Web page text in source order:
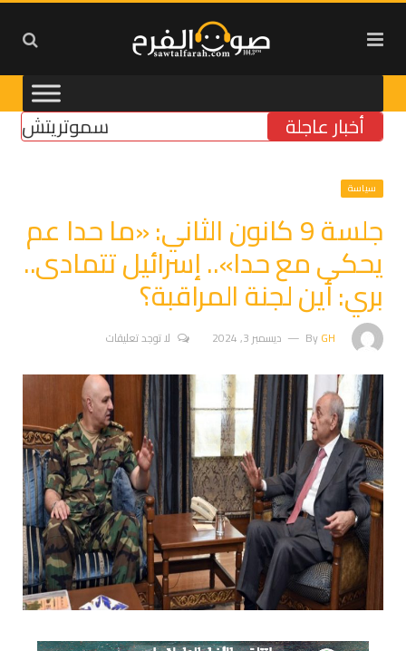
أخبار عاجلة سموتريتش: بقاء
سياسة
جلسة 9 كانون الثاني: «ما حدا عم
يحكي مع حدا».. إسرائيل تتمادى..
بري: أين لجنة المراقبة؟
ByGH ديسمبر 3, 2024 لا توجد تعليقات